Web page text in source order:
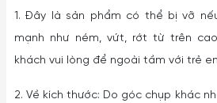
1. Đây là sản phẩm có thể bị vỡ
mạnh như ném, vứt, rớt từ trên
khách vui lòng để ngoài tầm với trẻ
2. Về kích thước: Do góc chụp khác